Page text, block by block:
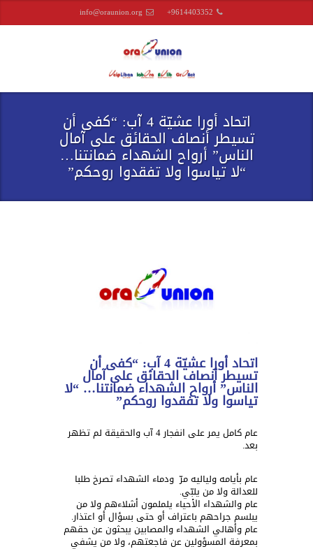
info@oraunion.org +9614403352
اتحاد أورا عشيّة 4 آب: “كفى أن
تسيطر أنصاف الحقائق على آمال
الناس” أرواح الشهداء ضمانتنا…
“لا تياسوا ولا تفقدوا روحكم”
اتحاد أورا عشيّة 4 آب: “كفى أن
تسيطر أنصاف الحقائق على آمال
الناس” أرواح الشهداء ضمانتنا… “لا
تياسوا ولا تفقدوا روحكم”
عام كامل يمر على انفجار 4 آب والحقيقة لم تظهر
بعد.
عام بأيامه ولياليه مرّ ودماء الشهداء تصرخ طلبا
للعدالة وﻻ من يلبّي.
عام والشهداء اﻷحياء يلملمون أشلاءهم وﻻ من
يبلسم جراحهم باعتراف أو حتى بسؤال أو اعتذار.
عام وأهالي الشهداء والمصابين يبحثون عن حقهم
بمعرفة المسؤولين عن فاجعتهم، وﻻ من يشفي